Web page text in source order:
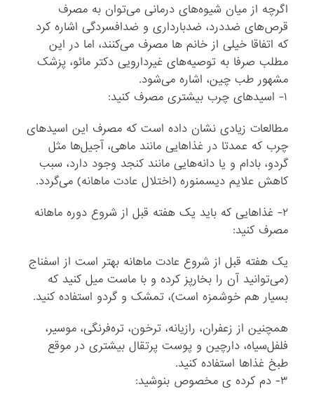
اگرچه از میان شیوه‌های درمانی می‌توان به مصرف
قرص‌های ضددرد، ضدبارداری و ضدافسردگی اشاره کرد
که اتفاقا خیلی از خانم ها مصرف می‌کنند، اما در این
مطلب صرفا به توصیه‌های غیردارویی دکتر مائو، پزشک
مشهور طب چین، اشاره می‌شود.
۱- اسیدهای چرب بیشتری مصرف کنید:
مطالعات زیادی نشان داده است که مصرف این اسیدهای
چرب که عمدتا در غذاهایی مانند ماهی، آجیل‌ها مثل
گردو، بادام و یا دانه‌هایی مانند کنجد وجود دارد، سبب
کاهش علایم دیسمنوره (اختلال عادت ماهانه) می‌گردد.
۲- غذاهایی که باید یک هفته قبل از شروع دوره ماهانه
مصرف کنید:
یک هفته قبل از شروع عادت ماهانه بهتر است از اسفناج
(می‌توانید آن را بخارپز کرده و با ماست میل کنید که
بسیار هم خوشمزه است)، تمشک و گردو استفاده کنید.
همچنین از زعفران، رازیانه، ترخون، تره‌فرنگی، موسیر،
فلفل‌سیاه، دارچین و پوست پرتقال بیشتری در موقع
طبخ غذاها استفاده کنید.
۳- دم کرده ی‌ مخصوص بنوشید: